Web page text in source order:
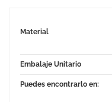
Material
Embalaje Unitario
Puedes encontrarlo en: